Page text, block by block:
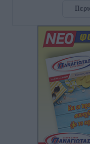
Rhodes Beyond
Τοπικές Ειδήσεις• πριν
Κικίλιας:
ροές στα θαλάσσια
πριν 10 ώρες
Κως: Γερμανός
ευρώ επειδή δεν
οικογενειακές